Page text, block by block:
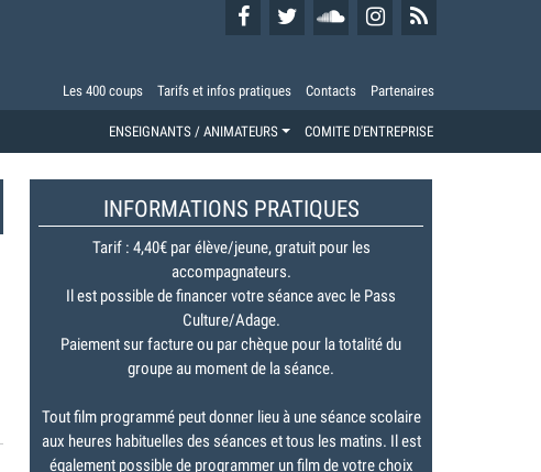
Les 400 coups Tarifs et infos pratiques Contacts Partenaires
ENSEIGNANTS / ANIMATEURS COMITE D'ENTREPRISE
INFORMATIONS PRATIQUES
Tarif : 4,40€ par élève/jeune, gratuit pour les
accompagnateurs.
Il est possible de financer votre séance avec le Pass
Culture/Adage.
Paiement sur facture ou par chèque pour la totalité du
groupe au moment de la séance.
Tout film programmé peut donner lieu à une séance scolaire
aux heures habituelles des séances et tous les matins. Il est
également possible de programmer un film de votre choix